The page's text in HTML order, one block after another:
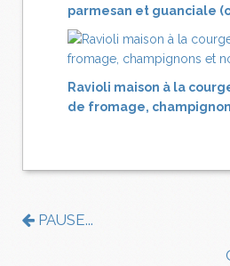
parmesan et guanciale
Ravioli maison à la
de fromage,
PAUSE...